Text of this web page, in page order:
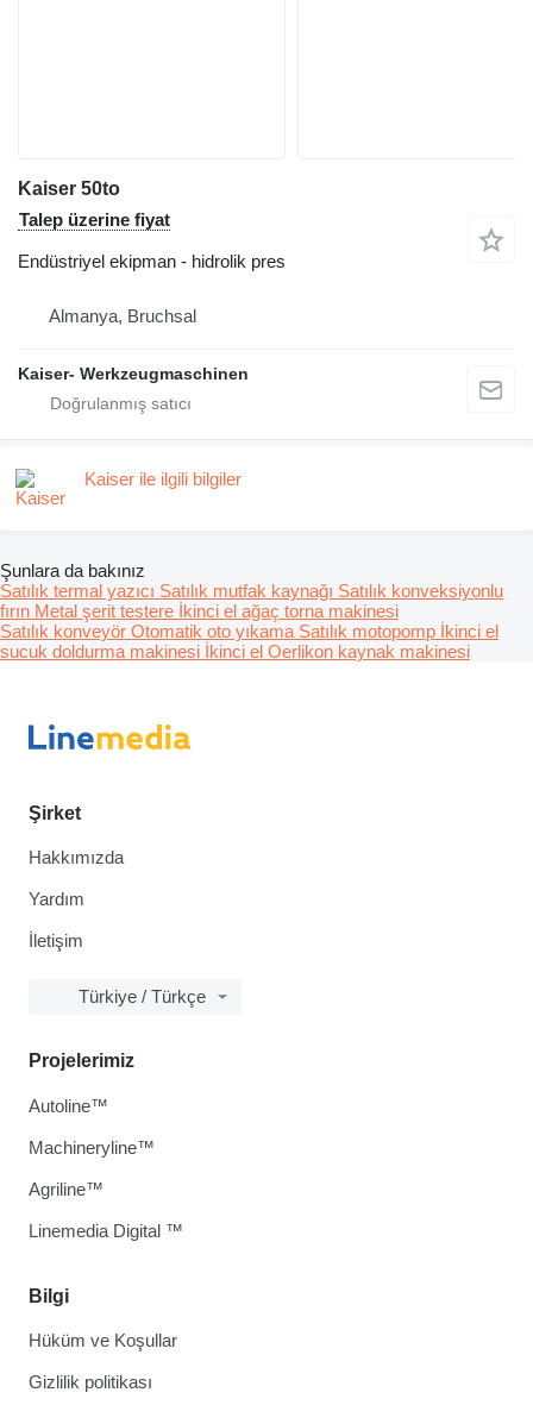
Kaiser 50to
Talep üzerine fiyat
Endüstriyel ekipman - hidrolik pres
Almanya, Bruchsal
Kaiser- Werkzeugmaschinen
Kaiser ile ilgili bilgiler
Şunlara da bakınız
Satılık termal yazıcı Satılık mutfak kaynağı Satılık konveksiyonlu
fırın Metal şerit testere İkinci el ağaç torna makinesi
Satılık konveyör Otomatik oto yıkama Satılık motopomp İkinci el
sucuk doldurma makinesi İkinci el Oerlikon kaynak makinesi
Şirket
Hakkımızda
Yardım
İletişim
Türkiye / Türkçe
Bilgi
Hüküm ve Koşullar
Gizlilik politikası
Projelerimiz
Autoline™
Machineryline™
Agriline™
Linemedia Digital ™